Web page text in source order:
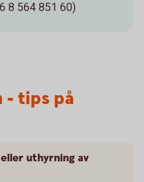
8 564 851 60)
- tips på
uthyrning av